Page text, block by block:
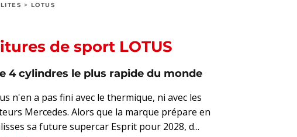
> LOTUS
de sport LOTUS
4 cylindres le plus rapide du monde
n'en a pas fini avec le thermique, ni avec les
Mercedes. Alors que la marque prépare en
sa future supercar Esprit pour 2028, d...